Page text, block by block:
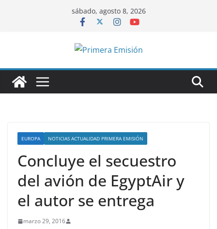
sábado, agosto 8, 2026
EUROPA NOTICIAS ACTUALIDAD PRIMERA EMISIÓN
Concluye el secuestro
del avión de EgyptAir y
el autor se entrega
marzo 29, 2016